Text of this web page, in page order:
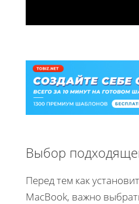
Выбор
Перед тем как
MacBook, важно